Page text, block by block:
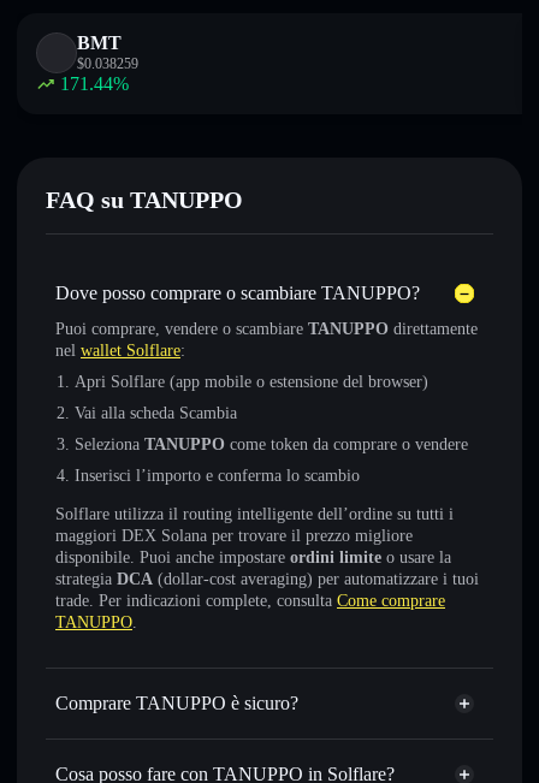
BMT
$0.038259
171.44%
FAQ su TANUPPO
Dove posso comprare o scambiare TANUPPO?
Puoi comprare, vendere o scambiare TANUPPO direttamente
nel wallet Solflare:
Apri Solflare (app mobile o estensione del browser)
Vai alla scheda Scambia
Seleziona TANUPPO come token da comprare o vendere
Inserisci l’importo e conferma lo scambio
Solflare utilizza il routing intelligente dell’ordine su tutti i
maggiori DEX Solana per trovare il prezzo migliore
disponibile. Puoi anche impostare ordini limite o usare la
strategia DCA (dollar-cost averaging) per automatizzare i tuoi
trade. Per indicazioni complete, consulta Come comprare
TANUPPO.
Comprare TANUPPO è sicuro?
TANUPPO non è verificato
Cosa posso fare con TANUPPO in Solflare?